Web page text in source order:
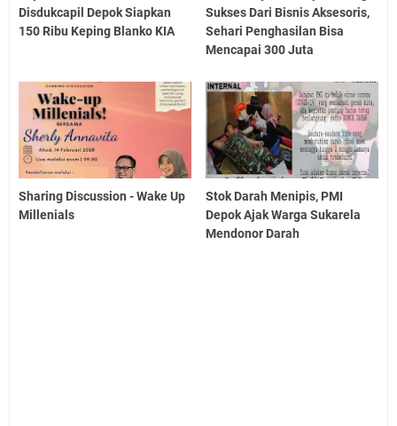
Disdukcapil Depok Siapkan
150 Ribu Keping Blanko KIA
Sukses Dari Bisnis Aksesoris,
Sehari Penghasilan Bisa
Mencapai 300 Juta
Sharing Discussion - Wake Up
Millenials
Stok Darah Menipis, PMI
Depok Ajak Warga Sukarela
Mendonor Darah